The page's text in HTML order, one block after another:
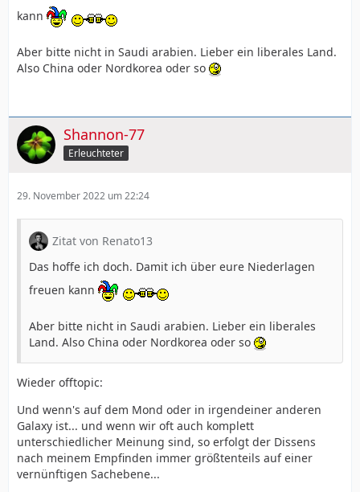
kann
Aber bitte nicht in Saudi arabien. Lieber ein liberales Land.
Also China oder Nordkorea oder so
Shannon-77
Erleuchteter
29. November 2022 um 22:24
Zitat von Renato13
Das hoffe ich doch. Damit ich über eure Niederlagen
freuen kann
Aber bitte nicht in Saudi arabien. Lieber ein liberales
Land. Also China oder Nordkorea oder so
Wieder offtopic:
Und wenn's auf dem Mond oder in irgendeiner anderen
Galaxy ist... und wenn wir oft auch komplett
unterschiedlicher Meinung sind, so erfolgt der Dissens
nach meinem Empfinden immer größtenteils auf einer
vernünftigen Sachebene...